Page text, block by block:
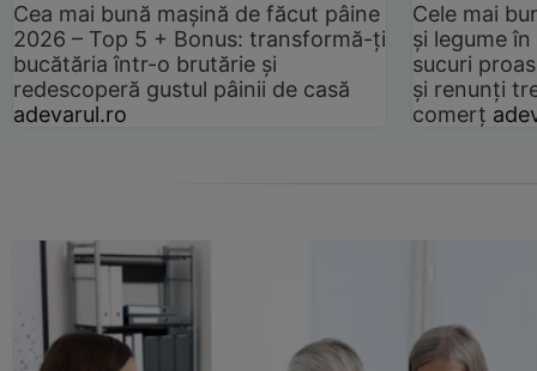
Cea mai bună mașină de făcut pâine
2026 – Top 5 + Bonus: transformă-ți
bucătăria într-o brutărie și
redescoperă gustul pâinii de casă
adevarul.ro
Cele mai
și legume
sucuri
și renunți
comerț